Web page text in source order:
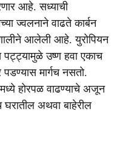
आहे. सध्याची
ज्वलनाने वाढते कार्बन
आलेली आहे. युरोपियन
पट्ट्यामुळे उष्ण हवा एकाच
मार्गच नसतो.
होरपळ वाढण्याचे अजून
अथवा बाहेरील